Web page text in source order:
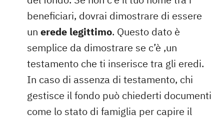
beneficiari, dovrai dimostrare di essere
un erede legittimo. Questo dato è
semplice da dimostrare se c’è ,un
testamento che ti inserisce tra gli eredi.
In caso di assenza di testamento, chi
gestisce il fondo può chiederti documenti
come lo stato di famiglia per capire il